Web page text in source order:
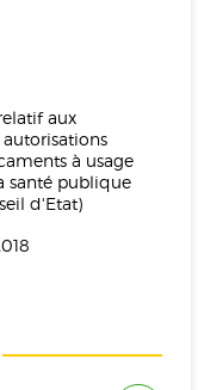
aux
à usage
santé publique
d'Etat)